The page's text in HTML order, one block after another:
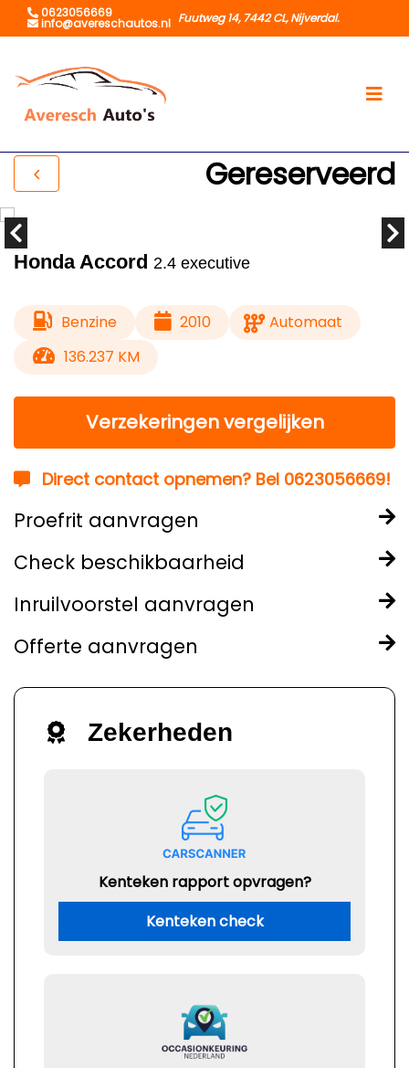
0623056669
info@avereschautos.nl Fuutweg 14, 7442 CL, Nijverdal.
Gereserveerd
Honda Accord 2.4 executive
Benzine 2010
Automaat
136.237 KM
Verzekeringen vergelijken
Direct contact opnemen? Bel 0623056669!
Proefrit aanvragen
Check beschikbaarheid
Inruilvoorstel aanvragen
Offerte aanvragen
Zekerheden
Kenteken rapport opvragen?
Kenteken check